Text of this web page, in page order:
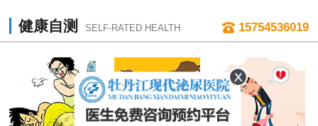
健康自测 SELF-RATED HEALTH 15754536019